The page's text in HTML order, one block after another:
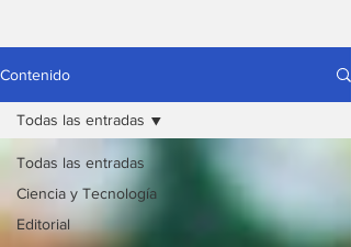
Contenido
Todas las entradas
Ciencia y Tecnología
Editorial
Todas las entradas